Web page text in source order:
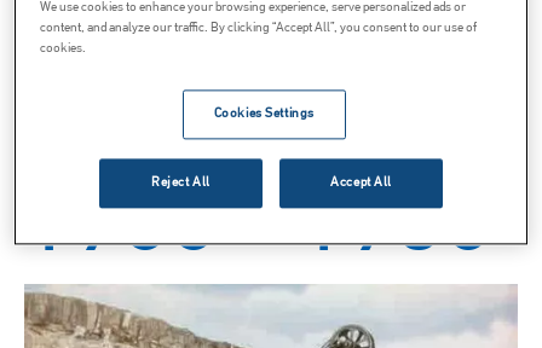
veľkého dobrodružstva. Je to príbeh tisícov „carmeusákov“,
ktorí počas 150. rokov práce, zanietenia a odhodlania prispeli
1900 - 1950
We use cookies to enhance your browsing experience, serve personalized ads or
content, and analyze our traffic. By clicking “Accept All”, you consent to our use of
cookies.
Cookies Settings
Reject All Accept All